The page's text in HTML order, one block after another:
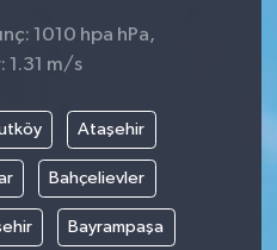
1010 hpa hPa,
1.31 m/s
Ataşehir
Bahçelievler
Bayrampaşa